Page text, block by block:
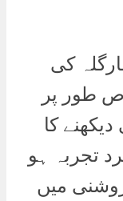
کی
طور پر
کا
تجربہ ہو
میں